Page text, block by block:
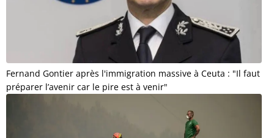
Fernand Gontier après l'immigration massive à Ceuta : "Il faut
préparer l’avenir car le pire est à venir"